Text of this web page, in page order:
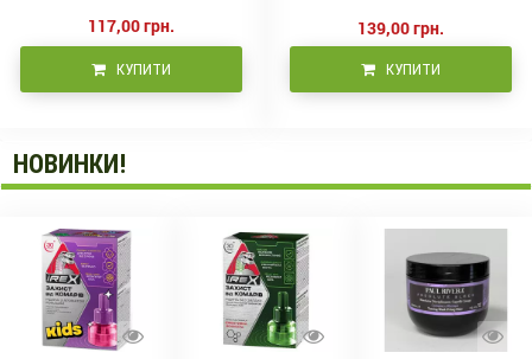
117,00 грн.
КУПИТИ
139,00 грн.
КУПИТИ
НОВИНКИ!